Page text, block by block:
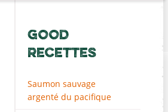
GOOD
RECETTES
Saumon sauvage
argenté du pacifique